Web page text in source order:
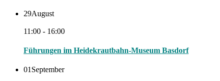
29August
11:00 - 16:00
Führungen im Heidekrautbahn-Museum Basdorf
01September